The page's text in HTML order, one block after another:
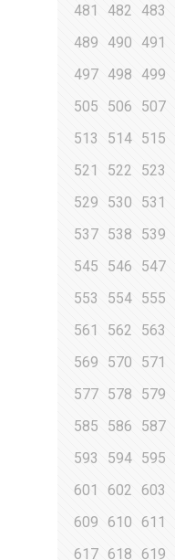
481 482 483
489
490 491
497 498 499
505
506 507
513
514 515
521
522 523
529
530 531
537 538 539
545
546 547
553
554 555
561
562 563
569
570 571
577 578 579
585
586 587
593
594 595
601
602 603
609
610 611
617 618 619